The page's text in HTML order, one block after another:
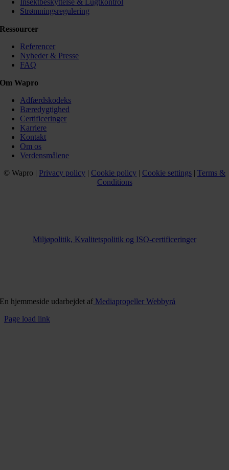
Insektbeskyttelse & Lugtkontrol
Strømningsregulering
Ressourcer
Referencer
Nyheder & Presse
FAQ
Om Wapro
Adfærdskodeks
Bæredygtighed
Certificeringer
Karriere
Kontakt
Om os
Verdensmålene
© Wapro | Privacy policy | Cookie policy | Cookie settings | Terms &
Conditions
Miljøpolitik, Kvalitetspolitik og ISO-certificeringer
En hjemmeside udarbejdet af Mediapropeller Webbyrå
Page load link